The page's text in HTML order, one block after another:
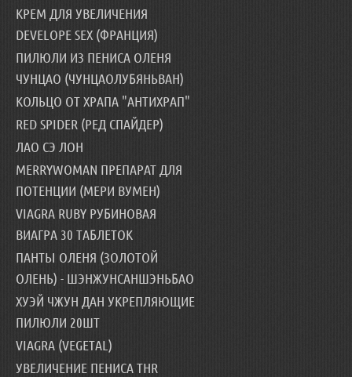
КРЕМ ДЛЯ УВЕЛИЧЕНИЯ
DEVELOPE SEX (ФРАНЦИЯ)
ПИЛЮЛИ ИЗ ПЕНИСА ОЛЕНЯ
ЧУНЦАО (ЧУНЦАОЛУБЯНЬВАН)
КОЛЬЦО ОТ ХРАПА "АНТИХРАП"
RED SPIDER (РЕД СПАЙДЕР)
ЛАО СЭ ЛОН
MERRYWOMAN ПРЕПАРАТ ДЛЯ
ПОТЕНЦИИ (МЕРИ ВУМЕН)
VIAGRA RUBY РУБИНОВАЯ
ВИАГРА 30 ТАБЛЕТОК
ПАНТЫ ОЛЕНЯ (ЗОЛОТОЙ
ОЛЕНЬ) - ШЭНЖУНСАНШЭНЬБАО
ХУЭЙ ЧЖУН ДАН УКРЕПЛЯЮЩИЕ
ПИЛЮЛИ 20ШТ
VIAGRA (VEGETAL)
УВЕЛИЧЕНИЕ ПЕНИСА THR